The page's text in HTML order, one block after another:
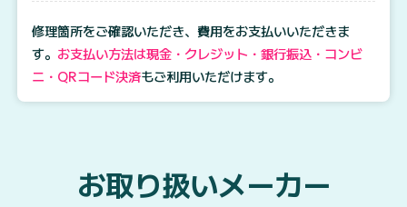
修理箇所をご確認いただき、費用をお支払いいただきま
す。 お支払い方法は現金・クレジット・銀行振込・コンビ
ニ・QRコード決済もご利用いただけます。
お取り扱いメーカー